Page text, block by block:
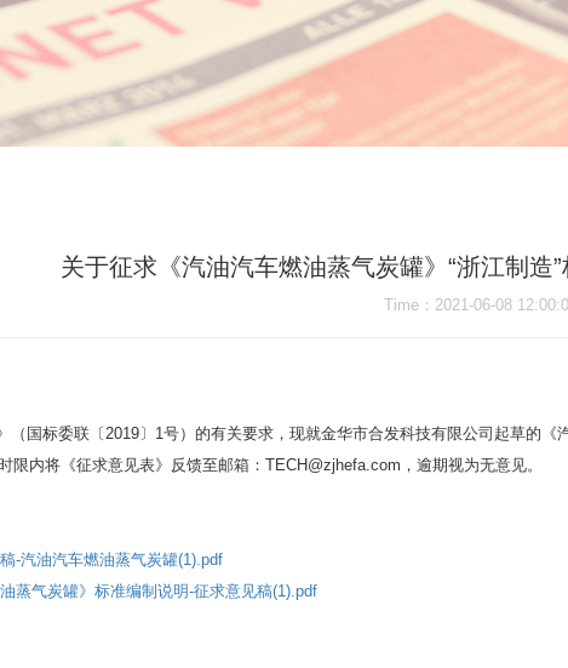
关于征求《汽油汽车燃油蒸气炭罐》“浙江制造
Time ：2021-06-08
标委联〔2019〕1号）的有关要求，现就金华市合发科技有限公司起草的《
限内将《征求意见表》反馈至邮箱：TECH@zjhefa.com，逾期视为无意见。
-汽油汽车燃油蒸气炭罐(1).pdf
蒸气炭罐》标准编制说明-征求意见稿(1).pdf